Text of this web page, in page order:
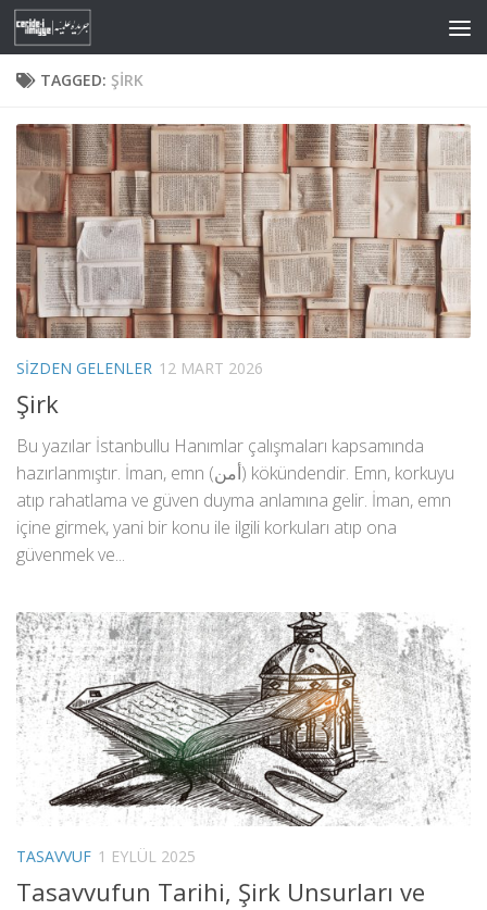
Skip to content
TAGGED: ŞIRK
SIZDEN GELENLER 12 MART 2026
Şirk
Bu yazılar İstanbullu Hanımlar çalışmaları kapsamında
hazırlanmıştır. İman, emn (أمن) kökündendir. Emn, korkuyu
atıp rahatlama ve güven duyma anlamına gelir. İman, emn
içine girmek, yani bir konu ile ilgili korkuları atıp ona
güvenmek ve...
TASAVVUF 1 EYLÜL 2025
Tasavvufun Tarihi, Şirk Unsurları ve